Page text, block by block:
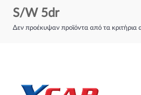
S/W 5dr
Δεν προέκυψαν προϊόντα από τα κριτήρια